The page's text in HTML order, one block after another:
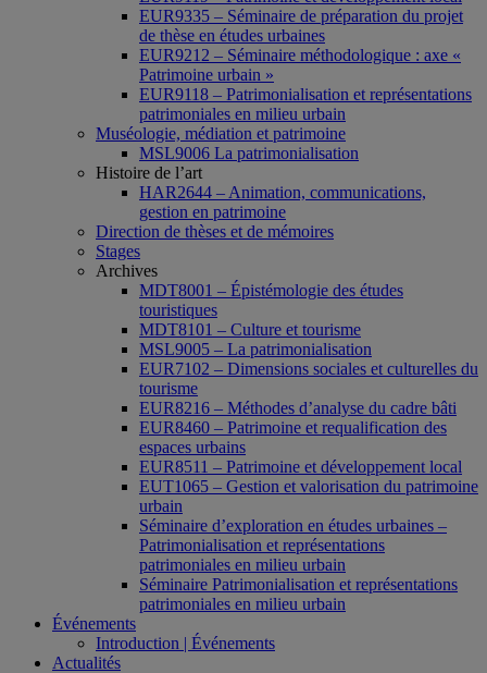
EUR9335 – Séminaire de préparation du projet
de thèse en études urbaines
EUR9212 – Séminaire méthodologique : axe «
Patrimoine urbain »
EUR9118 – Patrimonialisation et représentations
patrimoniales en milieu urbain
Muséologie, médiation et patrimoine
MSL9006 La patrimonialisation
Histoire de l’art
HAR2644 – Animation, communications,
gestion en patrimoine
Direction de thèses et de mémoires
Stages
Archives
MDT8001 – Épistémologie des études
touristiques
MDT8101 – Culture et tourisme
MSL9005 – La patrimonialisation
EUR7102 – Dimensions sociales et culturelles du
tourisme
EUR8216 – Méthodes d’analyse du cadre bâti
EUR8460 – Patrimoine et requalification des
espaces urbains
EUR8511 – Patrimoine et développement local
EUT1065 – Gestion et valorisation du patrimoine
urbain
Séminaire d’exploration en études urbaines –
Patrimonialisation et représentations
patrimoniales en milieu urbain
Séminaire Patrimonialisation et représentations
patrimoniales en milieu urbain
Événements
Introduction | Événements
Actualités